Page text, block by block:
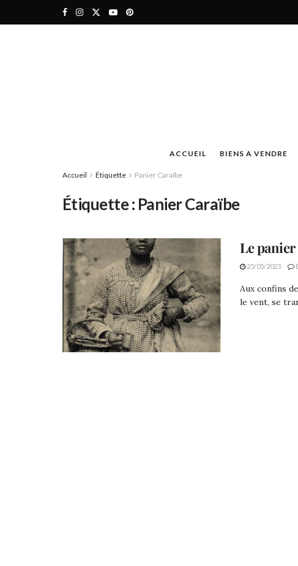
ACCUEIL BIENS A VENDRE
Accueil Étiquette Panier Caraïbe
Étiquette : Panier Caraïbe
Le
25/05/2023
Aux confins
le vent, se